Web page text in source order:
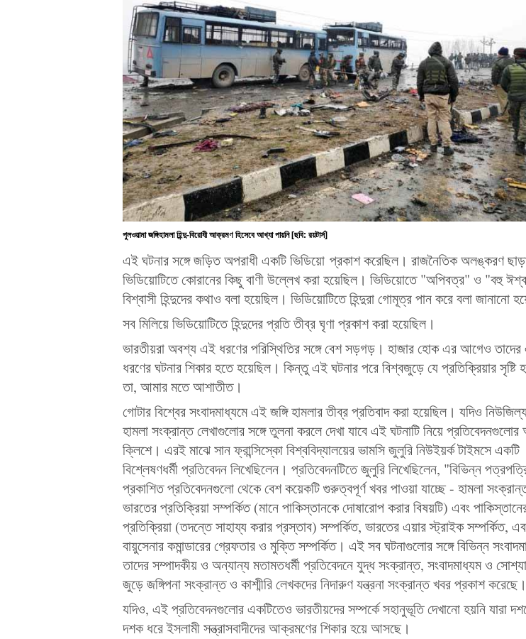
পুলওয়ামা জঙ্গিহামলা হিন্দু-বিরোধী আক্রমণ হিসেবে আখ্যা পায়নি [ছবি: রয়টার্স]
এই ঘটনার সঙ্গে জড়িত অপরাধী একটি ভিডিয়ো প্রকাশ করেছিল। রাজনৈতিক অলঙ্করণ
ভিডিয়োটিতে কোরানের কিছু বাণী উল্লেখ করা হয়েছিল। ভিডিয়োতে "অপিবত্র" ও "বহু
বিশ্বাসী হিন্দুদের কথাও বলা হয়েছিল। ভিডিয়োটিতে হিন্দুরা গোমূত্র পান করে বলা জানানো
সব মিলিয়ে ভিডিয়োটিতে হিন্দুদের প্রতি তীব্র ঘৃণা প্রকাশ করা হয়েছিল।
ভারতীয়রা অবশ্য এই ধরণের পরিস্থিতির সঙ্গে বেশ সড়গড়। হাজার হোক এর আগেও
ধরণের ঘটনার শিকার হতে হয়েছিল। কিন্তু এই ঘটনার পরে বিশ্বজুড়ে যে প্রতিক্রিয়ার সৃষ্টি
তা, আমার মতে আশাতীত।
গোটার বিশ্বের সংবাদমাধ্যমে এই জঙ্গি হামলার তীব্র প্রতিবাদ করা হয়েছিল। যদিও
হামলা সংক্রান্ত লেখাগুলোর সঙ্গে তুলনা করলে দেখা যাবে এই ঘটনাটি নিয়ে
ক্লিশে। এরই মাঝে সান ফ্রান্সিস্কো বিশ্ববিদ্যালয়ের ভামসি জুলুরি নিউইয়র্ক টাইমসে একটি
বিশ্লেষণধর্মী প্রতিবেদন লিখেছিলেন। প্রতিবেদনটিতে জুলুরি লিখেছিলেন, "বিভিন্ন
প্রকাশিত প্রতিবেদনগুলো থেকে বেশ কয়েকটি গুরুত্বপূর্ণ খবর পাওয়া যাচ্ছে - হামলা
ভারতের প্রতিক্রিয়া সম্পর্কিত (মানে পাকিস্তানকে দোষারোপ করার বিষয়টি) এবং পাকিস্তানের
প্রতিক্রিয়া (তদন্তে সাহায্য করার প্রস্তাব) সম্পর্কিত, ভারতের এয়ার স্ট্রাইক সম্পর্কিত,
বায়ুসেনার কমান্ডারের গ্রেফতার ও মুক্তি সম্পর্কিত। এই সব ঘটনাগুলোর সঙ্গে বিভিন্ন
তাদের সম্পাদকীয় ও অন্যান্য মতামতধর্মী প্রতিবেদনে যুদ্ধ সংক্রান্ত, সংবাদমাধ্যম ও
জুড়ে জঙ্গিপনা সংক্রান্ত ও কাশ্মীরি লেখকদের নিদারুণ যন্ত্রনা সংক্রান্ত খবর প্রকাশ
যদিও, এই প্রতিবেদনগুলোর একটিতেও ভারতীয়দের সম্পর্কে সহানুভূতি দেখানো হয়নি যারা
দশক ধরে ইসলামী সন্ত্রাসবাদীদের আক্রমণের শিকার হয়ে আসছে।